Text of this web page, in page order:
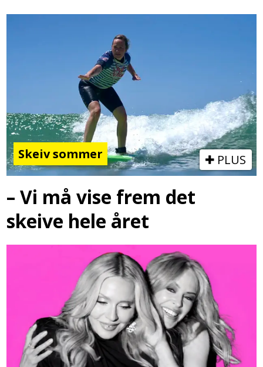
Skeiv sommer PLUS
– Vi må vise frem det
skeive hele året